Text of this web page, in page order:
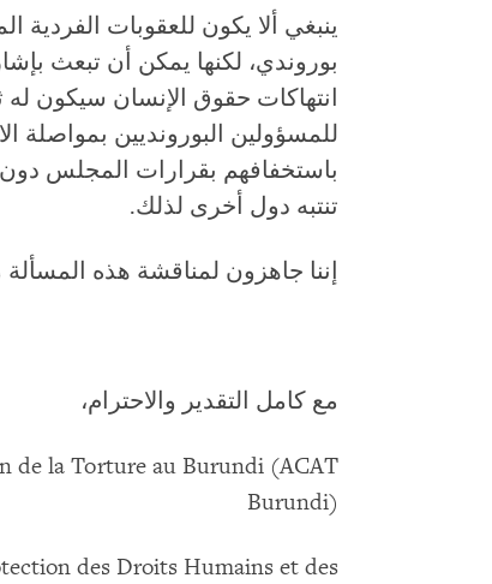
ينبغي ألا يكون للعقوبات
بوروندي، لكنها يمكن أن تبعث
انتهاكات حقوق الإنسان سيكون
للمسؤولين البورونديين بمواصلة
باستخفافهم بقرارات المجلس
تنتبه دول أخرى لذلك.
إننا جاهزون لمناقشة هذه
مع كامل التقدير والاحترام،
de la Torture au Burundi (ACAT
Burundi)
des Droits Humains et des